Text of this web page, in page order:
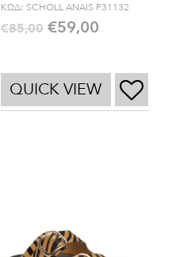
ΚΩΔ: SCHOLL ANAIS F31132
€85,00 €59,00
QUICK VIEW